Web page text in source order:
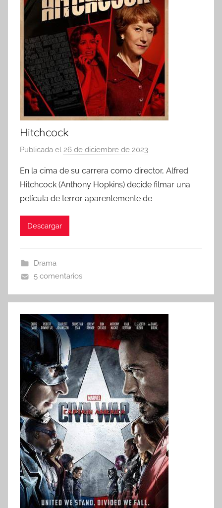
Hitchcock
Publicada el 26 de diciembre de 2023
r
En la cima de su carrera como director, Alfred
Hitchcock (Anthony Hopkins) decide filmar una
película de terror aparentemente de
Descargar
Drama
5 comentarios